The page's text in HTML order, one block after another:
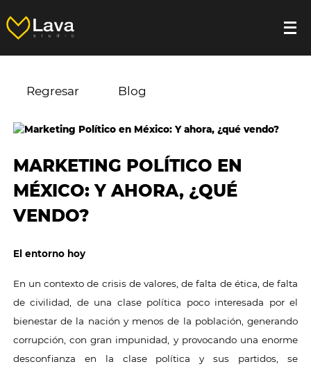
Regresar Blog
MARKETING POLÍTICO EN
MÉXICO: Y AHORA, ¿QUÉ
VENDO?
El entorno hoy
En un contexto de crisis de valores, de falta de ética, de falta
de civilidad, de una clase política poco interesada por el
bienestar de la nación y menos de la población, generando
corrupción, con gran impunidad, y provocando una enorme
desconfianza en la clase política y sus partidos, se